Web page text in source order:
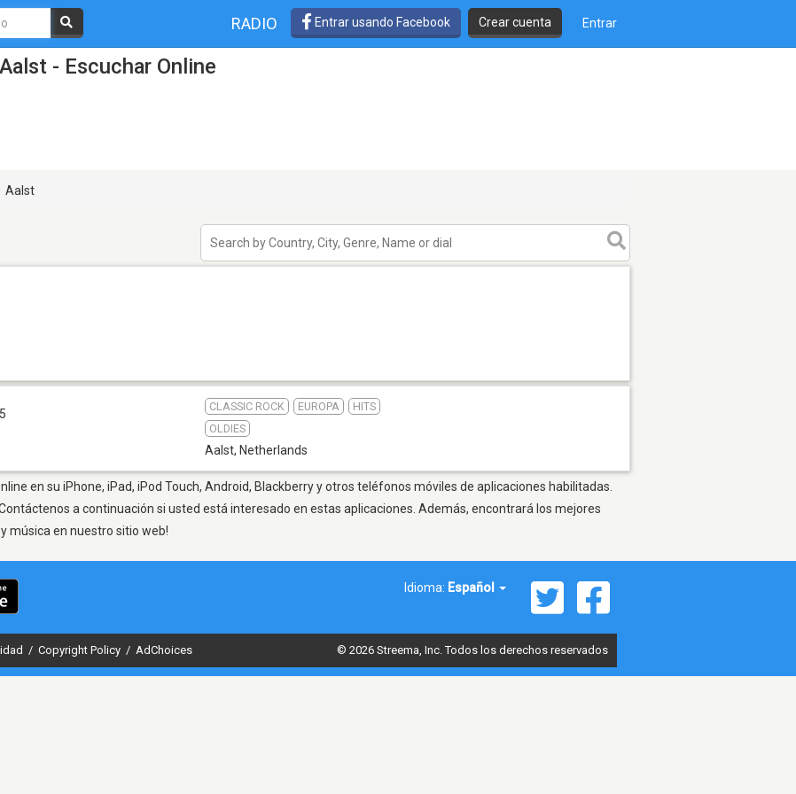
RADIO Entrar usando Facebook Crear cuenta Entrar
- Escuchar Online
Aalst
CLASSIC ROCK EUROPA
HITS
OLDIES
Aalst, Netherlands
en su iPhone, iPad, iPod Touch, Android, Blackberry y otros teléfonos móviles de aplicaciones habilitadas.
a continuación si usted está interesado en estas aplicaciones. Además, encontrará los mejores
música en nuestro sitio web!
Idioma: Español
/ Copyright Policy / AdChoices © 2026 Streema, Inc. Todos los derechos reservados